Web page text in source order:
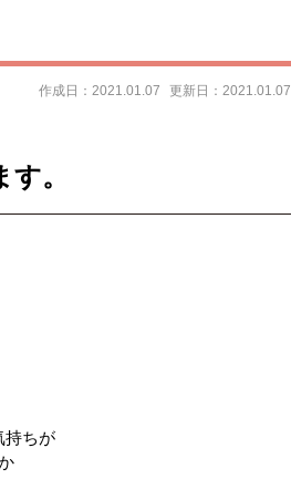
作成日：2021.01.07 更新日：2021.01.07
。
持ちが